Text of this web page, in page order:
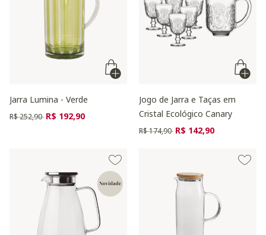
Jarra Lumina - Verde
Preço reduzido de
R$ 252,90 para
R$ 192,90
Jogo de Jarra e Taças em
Cristal Ecológico Canary
Preço reduzido de
R$ 174,90 para
R$ 142,90